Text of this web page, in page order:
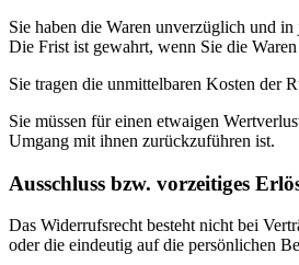
Sie haben die Waren unverzüglich und
Die Frist ist gewahrt, wenn Sie die
Sie tragen die unmittelbaren Kosten der
Sie müssen für einen etwaigen
Umgang mit ihnen zurückzuführen ist.
Ausschluss bzw. vorzeitiges
Das Widerrufsrecht besteht nicht bei
oder die eindeutig auf die persönlichen